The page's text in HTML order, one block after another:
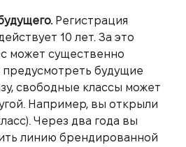
Регистрация
10 лет. За это
может существенно
предусмотреть будущие
свободные классы может
Например, вы открыли
Через два года вы
линию брендированной